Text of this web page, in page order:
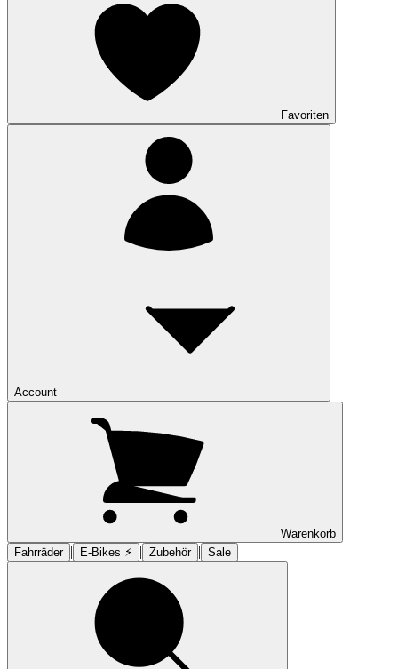
Favoriten
Account
Warenkorb
Fahrräder | E-Bikes ⚡︎ | Zubehör | Sale